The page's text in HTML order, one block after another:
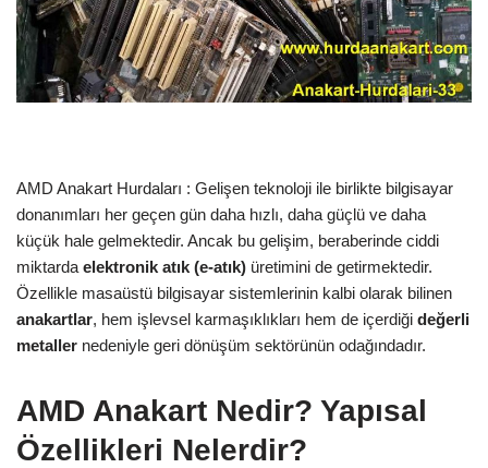
AMD Anakart Hurdaları : Gelişen teknoloji ile birlikte bilgisayar
donanımları her geçen gün daha hızlı, daha güçlü ve daha
küçük hale gelmektedir. Ancak bu gelişim, beraberinde ciddi
miktarda elektronik atık (e-atık) üretimini de getirmektedir.
Özellikle masaüstü bilgisayar sistemlerinin kalbi olarak bilinen
anakartlar, hem işlevsel karmaşıklıkları hem de içerdiği değerli
metaller nedeniyle geri dönüşüm sektörünün odağındadır.
AMD Anakart Nedir? Yapısal
Özellikleri Nelerdir?